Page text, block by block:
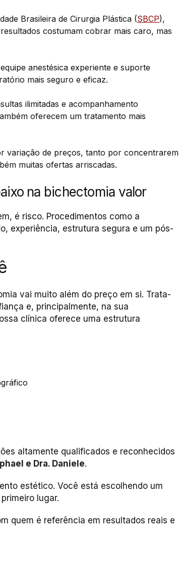
Brasileira de Cirurgia Plástica (SBCP),
costumam cobrar mais caro, mas
anestésica experiente e suporte
mais seguro e eficaz.
ilimitadas e acompanhamento
oferecem um tratamento mais
variação de preços, tanto por concentrarem
muitas ofertas arriscadas.
na bichectomia valor
é risco. Procedimentos como a
experiência, estrutura segura e um pós-
vai muito além do preço em si. Trata-
e, principalmente, na sua
clínica oferece uma estrutura
altamente qualificados e reconhecidos
e Dra. Daniele.
estético. Você está escolhendo um
lugar.
quem é referência em resultados reais e